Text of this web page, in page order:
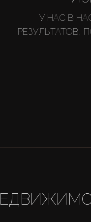
У НАС В
РЕЗУЛЬТАТОВ,